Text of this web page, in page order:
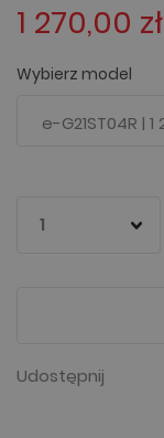
1 270,00 zł
Wybierz model
Udostępnij